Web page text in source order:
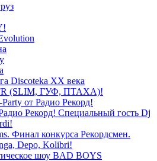
Discoteka XX века
(SLIM, ГУФ, ПТАХА)!
от Радио Рекорд!
Рекорд! Специальный гость Dj
Финал конкурса Рекордсмен.
Depo, Kolibri!
шоу BAD BOYS